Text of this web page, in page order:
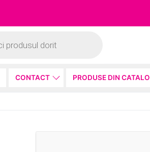
CONTACT PRODUSE DIN